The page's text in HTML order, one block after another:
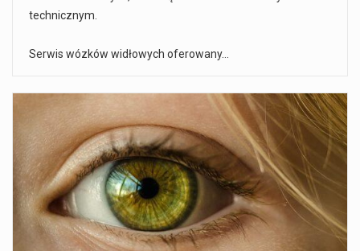
technicznym.
Serwis wózków widłowych oferowany…